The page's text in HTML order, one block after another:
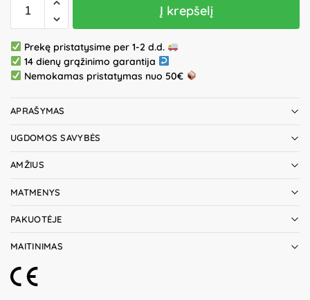
Į krepšelį
Prekę pristatysime per 1-2 d.d.
14 dienų grąžinimo garantija
Nemokamas pristatymas nuo 50€
APRAŠYMAS
UGDOMOS SAVYBĖS
AMŽIUS
MATMENYS
PAKUOTĖJE
MAITINIMAS